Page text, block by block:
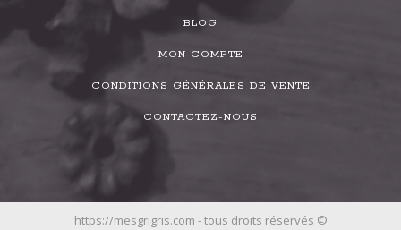
BLOG
MON COMPTE
CONDITIONS GÉNÉRALES DE VENTE
CONTACTEZ-NOUS
https://mesgrigris.com - tous droits réservés ©